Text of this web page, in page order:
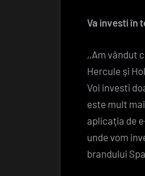
Va investi în
,,Am vândut
Hercule şi
Voi investi
este mult
aplicaţia de
unde vom
brandului